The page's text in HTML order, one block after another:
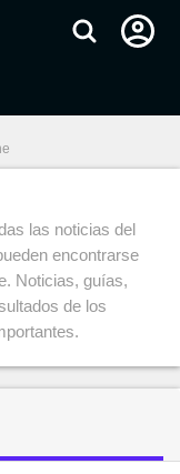
las noticias del
encontrarse
Noticias, guías,
de los